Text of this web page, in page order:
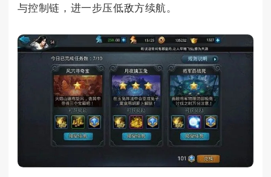
与控制链，进一步压低敌方续航。